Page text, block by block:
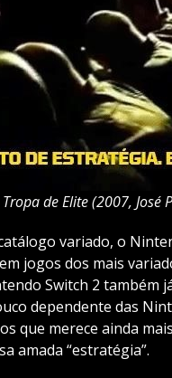
Tropa de Elite (2007, José
variado, o
jogos dos mais
Switch 2 também
dependente das
que merece ainda
amada “estratégia”.